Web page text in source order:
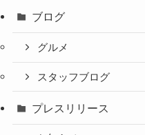
ブログ
グルメ
スタッフブログ
プレスリリース